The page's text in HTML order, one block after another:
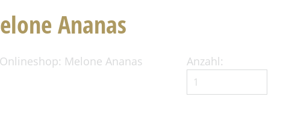
Ananas
Anzahl: